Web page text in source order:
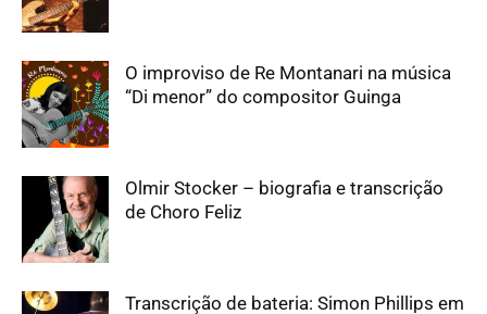
O improviso de Re Montanari na música
“Di menor” do compositor Guinga
Olmir Stocker – biografia e transcrição
de Choro Feliz
Transcrição de bateria: Simon Phillips em